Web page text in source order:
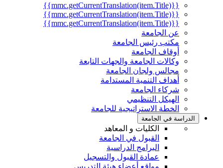
{{mmc.getCurrentTranslation(item.Title)}}
{{mmc.getCurrentTranslation(item.Title)}}
{{mmc.getCurrentTranslation(item.Title)}}
عن الجامعة
مكتب رئيس الجامعة
أوقاف الجامعة
وكالات الجامعة والجهات التابعة
مجالس ولجان الجامعة
أهداف التنمية المستدامة
شركاء الجامعة
الهيكل التنظيمي
الخطة الاستراتيجية للجامعة
الدراسة في الجامعة
الكليات و المعاهد
القبول في الجامعة
البرامج الدراسية
عمادة القبول والتسجيل
مواقع أعضاء هيئة التدريس